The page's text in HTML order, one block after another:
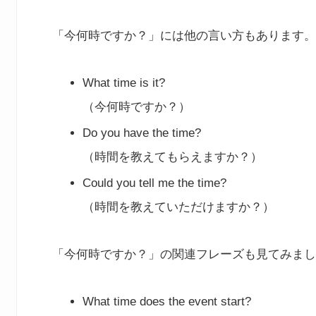
「今何時ですか？」には他の言い方もあります。
What time is it?
（今何時ですか？）
Do you have the time?
（時間を教えてもらえますか？）
Could you tell me the time?
（時間を教えていただけますか？）
「今何時ですか？」の関連フレーズも見てみま
What time does the event start?